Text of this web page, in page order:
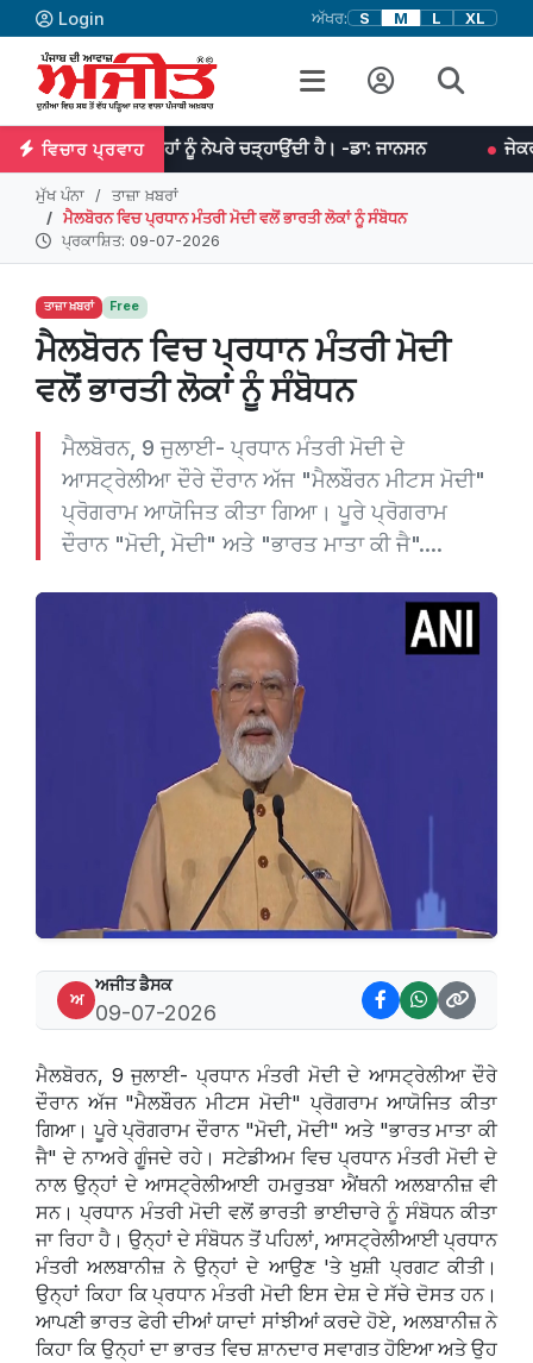
Login ਅੱਖਰ: S M L XL
ਵਿਚਾਰ ਪ੍ਰਵਾਹ
ਉਨ੍ਹਾਂ ਨੂੰ ਨੇਪਰੇ ਚੜ੍ਹਾਉਂਦੀ ਹੈ। -ਡਾ: ਜਾਨਸਨ ਜੇਕਰ ਤੁਹਾਡੇ ਵਿਚ
ਮੁੱਖ ਪੰਨਾ
ਤਾਜ਼ਾ ਖ਼ਬਰਾਂ
ਮੈਲਬੋਰਨ ਵਿਚ ਪ੍ਰਧਾਨ ਮੰਤਰੀ ਮੋਦੀ ਵਲੋਂ ਭਾਰਤੀ ਲੋਕਾਂ ਨੂੰ ਸੰਬੋਧਨ
ਪ੍ਰਕਾਸ਼ਿਤ: 09-07-2026
ਤਾਜ਼ਾ ਖ਼ਬਰਾਂ Free
ਮੈਲਬੋਰਨ ਵਿਚ ਪ੍ਰਧਾਨ ਮੰਤਰੀ ਮੋਦੀ
ਵਲੋਂ ਭਾਰਤੀ ਲੋਕਾਂ ਨੂੰ ਸੰਬੋਧਨ
ਮੈਲਬੋਰਨ, 9 ਜੁਲਾਈ- ਪ੍ਰਧਾਨ ਮੰਤਰੀ ਮੋਦੀ ਦੇ
ਆਸਟ੍ਰੇਲੀਆ ਦੌਰੇ ਦੌਰਾਨ ਅੱਜ "ਮੈਲਬੌਰਨ ਮੀਟਸ ਮੋਦੀ"
ਪ੍ਰੋਗਰਾਮ ਆਯੋਜਿਤ ਕੀਤਾ ਗਿਆ। ਪੂਰੇ ਪ੍ਰੋਗਰਾਮ
ਦੌਰਾਨ "ਮੋਦੀ, ਮੋਦੀ" ਅਤੇ "ਭਾਰਤ ਮਾਤਾ ਕੀ ਜੈ"....
ਅ
ਅਜੀਤ ਡੈਸਕ
09-07-2026
ਮੈਲਬੋਰਨ, 9 ਜੁਲਾਈ- ਪ੍ਰਧਾਨ ਮੰਤਰੀ ਮੋਦੀ ਦੇ ਆਸਟ੍ਰੇਲੀਆ ਦੌਰੇ
ਦੌਰਾਨ ਅੱਜ "ਮੈਲਬੌਰਨ ਮੀਟਸ ਮੋਦੀ" ਪ੍ਰੋਗਰਾਮ ਆਯੋਜਿਤ ਕੀਤਾ
ਗਿਆ। ਪੂਰੇ ਪ੍ਰੋਗਰਾਮ ਦੌਰਾਨ "ਮੋਦੀ, ਮੋਦੀ" ਅਤੇ "ਭਾਰਤ ਮਾਤਾ ਕੀ
ਜੈ" ਦੇ ਨਾਅਰੇ ਗੂੰਜਦੇ ਰਹੇ। ਸਟੇਡੀਅਮ ਵਿਚ ਪ੍ਰਧਾਨ ਮੰਤਰੀ ਮੋਦੀ ਦੇ
ਨਾਲ ਉਨ੍ਹਾਂ ਦੇ ਆਸਟ੍ਰੇਲੀਆਈ ਹਮਰੁਤਬਾ ਐਂਥਨੀ ਅਲਬਾਨੀਜ਼ ਵੀ
ਸਨ। ਪ੍ਰਧਾਨ ਮੰਤਰੀ ਮੋਦੀ ਵਲੋਂ ਭਾਰਤੀ ਭਾਈਚਾਰੇ ਨੂੰ ਸੰਬੋਧਨ ਕੀਤਾ
ਜਾ ਰਿਹਾ ਹੈ। ਉਨ੍ਹਾਂ ਦੇ ਸੰਬੋਧਨ ਤੋਂ ਪਹਿਲਾਂ, ਆਸਟ੍ਰੇਲੀਆਈ ਪ੍ਰਧਾਨ
ਮੰਤਰੀ ਅਲਬਾਨੀਜ਼ ਨੇ ਉਨ੍ਹਾਂ ਦੇ ਆਉਣ 'ਤੇ ਖੁਸ਼ੀ ਪ੍ਰਗਟ ਕੀਤੀ।
ਉਨ੍ਹਾਂ ਕਿਹਾ ਕਿ ਪ੍ਰਧਾਨ ਮੰਤਰੀ ਮੋਦੀ ਇਸ ਦੇਸ਼ ਦੇ ਸੱਚੇ ਦੋਸਤ ਹਨ।
ਆਪਣੀ ਭਾਰਤ ਫੇਰੀ ਦੀਆਂ ਯਾਦਾਂ ਸਾਂਝੀਆਂ ਕਰਦੇ ਹੋਏ, ਅਲਬਾਨੀਜ਼ ਨੇ
ਕਿਹਾ ਕਿ ਉਨ੍ਹਾਂ ਦਾ ਭਾਰਤ ਵਿਚ ਸ਼ਾਨਦਾਰ ਸਵਾਗਤ ਹੋਇਆ ਅਤੇ ਉਹ